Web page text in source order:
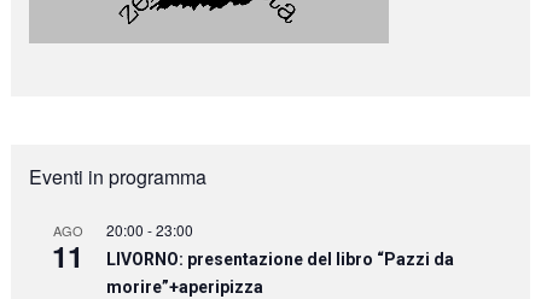
Eventi in programma
AGO
11
20:00 -23:00
LIVORNO: presentazione del libro “Pazzi da
morire”+aperipizza